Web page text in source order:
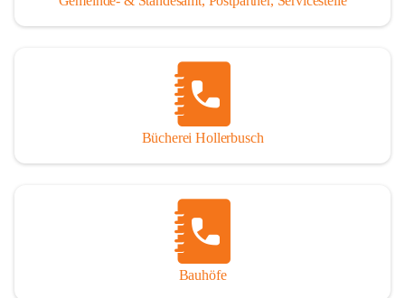
Gemeindestrukturreform 2015 fusionierte Gemeinde, die
aus den ehemaligen Gemeinden Tragöß und St. Katharein
565 bis 2.123 m
Untertal, St. Katharein an der Laming, Hüttengraben,
Bücherei Hollerbusch
Bauhöfe